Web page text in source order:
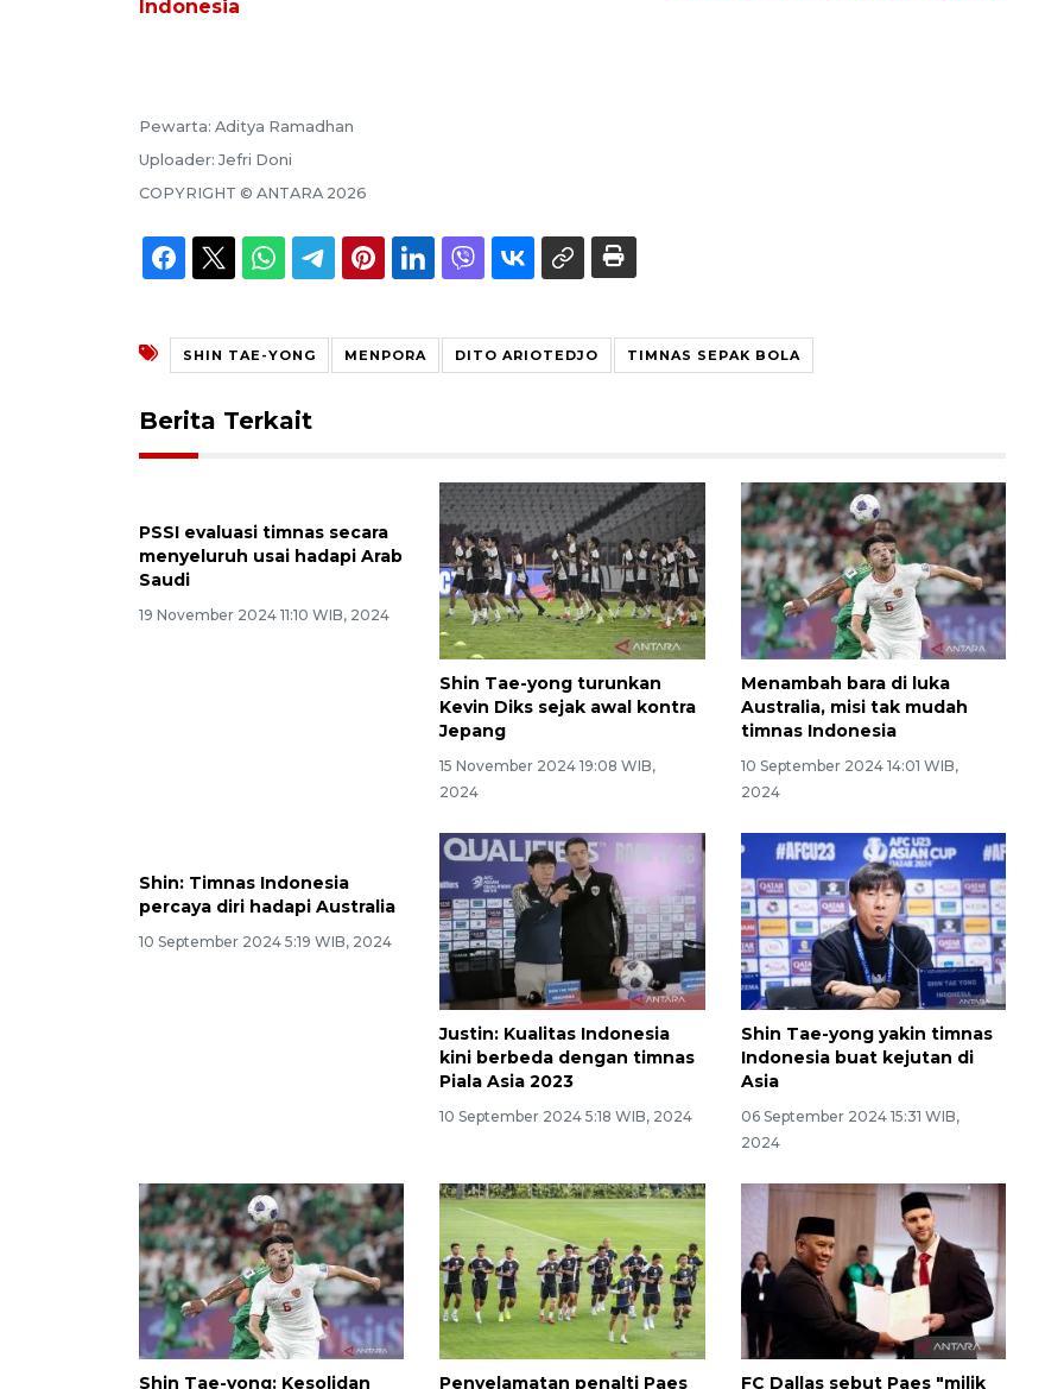
Indonesia
Pewarta: Aditya Ramadhan
Uploader: Jefri Doni
COPYRIGHT © ANTARA 2026
SHIN TAE-YONG MENPORA DITO ARIOTEDJO TIMNAS SEPAK BOLA
Berita Terkait
PSSI evaluasi timnas secara
menyeluruh usai hadapi Arab
Saudi
19 November 2024 11:10 WIB, 2024
Shin Tae-yong turunkan
Kevin Diks sejak awal kontra
Jepang
15 November 2024 19:08 WIB,
2024
Menambah bara di luka
Australia, misi tak mudah
timnas Indonesia
10 September 2024 14:01 WIB,
2024
Shin: Timnas Indonesia
percaya diri hadapi Australia
10 September 2024 5:19 WIB, 2024
Justin: Kualitas Indonesia
kini berbeda dengan timnas
Piala Asia 2023
10 September 2024 5:18 WIB, 2024
Shin Tae-yong yakin timnas
Indonesia buat kejutan di
Asia
06 September 2024 15:31 WIB,
2024
Shin Tae-yong: Kesolidan Penyelamatan penalti Paes FC Dallas sebut Paes "milik